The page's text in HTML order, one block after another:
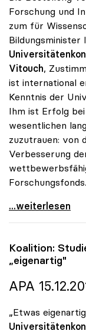
Forschung und
zum für
Bildungsminister
Vitouch,
ist international
Kenntnis der
Ihm ist Erfolg
wesentlichen
zuzutrauen: von
Verbesserung
Vitouch zu
...weiterlesen
Koalition:
„eigenartig"
APA
„Etwas